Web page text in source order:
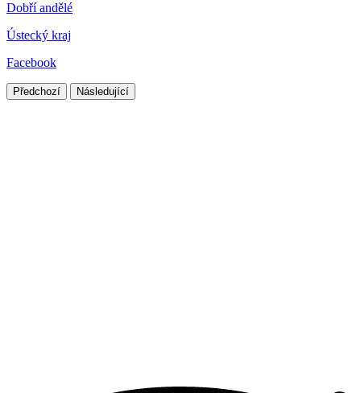
Dobří andělé
Ústecký kraj
Facebook
Předchozí Následující